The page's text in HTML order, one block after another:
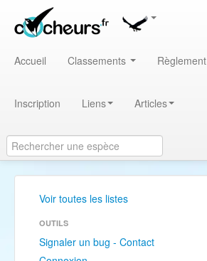
Accueil Classements Règlement
Inscription Liens Articles
Voir toutes les listes
OUTILS
Signaler un bug - Contact